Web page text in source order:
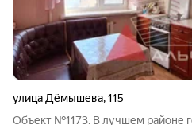
улица Дёмышева,115
Объект №1173. В лучшем районе